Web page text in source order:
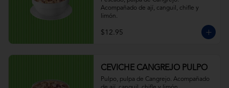
Acompañado de ají, canguil, chifle y
limón.
$12.95
CEVICHE CANGREJO PULPO
Pulpo, pulpa de Cangrejo. Acompañado